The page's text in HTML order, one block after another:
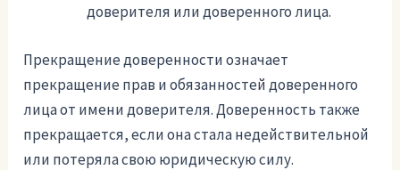
доверителя или доверенного лица.
Прекращение доверенности означает
прекращение прав и обязанностей доверенного
лица от имени доверителя. Доверенность также
прекращается, если она стала недействительной
или потеряла свою юридическую силу.